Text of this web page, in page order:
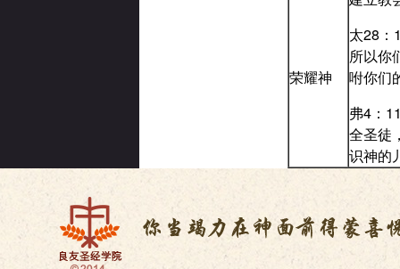
荣耀神
太28：
所以你
咐你们
弗4：
全圣徒
识神的